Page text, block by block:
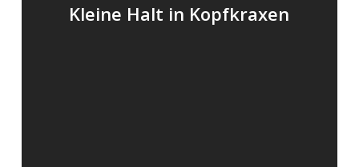
Kleine Halt in Kopfkraxen